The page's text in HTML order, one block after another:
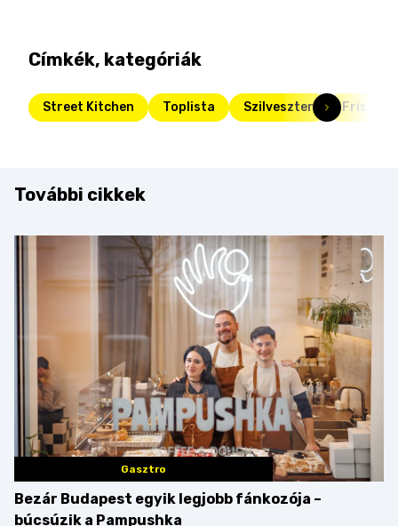
Címkék, kategóriák
Street Kitchen Toplista Szilveszter Friss
További cikkek
Gasztro
Bezár Budapest egyik legjobb fánkozója –
búcsúzik a Pampushka